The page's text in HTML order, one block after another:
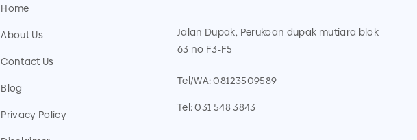
Home
About Us
Contact Us
Blog
Privacy Policy
Jalan Dupak, Perukoan dupak mutiara blok
63 no F3-F5
Tel/WA:08123509589
Tel:031 548 3843